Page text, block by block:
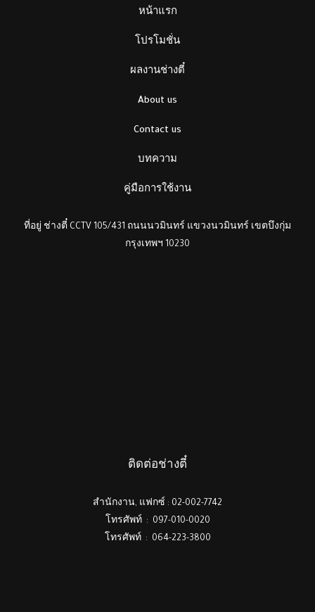
หน้าแรก
โปรโมชั่น
ผลงานช่างตี๋
About us
Contact us
บทความ
คู่มือการใช้งาน
ที่อยู่ ช่างตี๋ CCTV 105/431 ถนนนวมินทร์ แขวงนวมินทร์ เขตบึงกุ่ม
กรุงเทพฯ 10230
ติดต่อช่างตี๋
สำนักงาน, แฟกซ์ : 02-002-7742
โทรศัพท์ : 097-010-0020
โทรศัพท์ : 064-223-3800